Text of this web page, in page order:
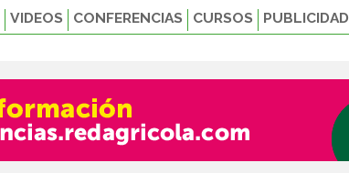
VIDEOS CONFERENCIAS CURSOS PUBLICIDAD